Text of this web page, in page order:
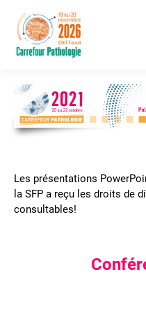
Les présentations
la SFP a reçu les droits de
consultables!